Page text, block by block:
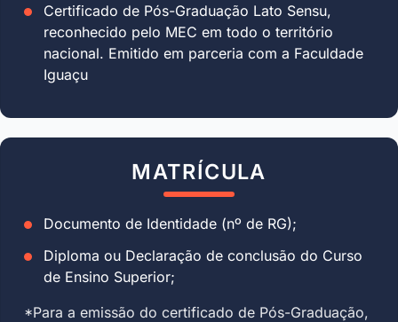
Certificado de Pós-Graduação Lato Sensu,
reconhecido pelo MEC em todo o território
nacional. Emitido em parceria com a Faculdade
Iguaçu
MATRÍCULA
Documento de Identidade (nº de RG);
Diploma ou Declaração de conclusão do Curso
de Ensino Superior;
*Para a emissão do certificado de Pós-Graduação,